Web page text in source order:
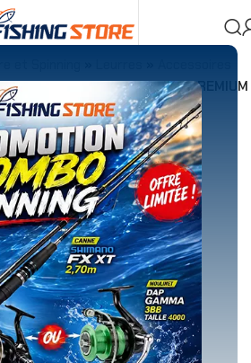
»Hameçons Fiiish KROG PREMIUM
Par 4